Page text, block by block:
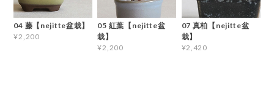
04 藤【nejitte盆栽】
¥2,200
05 紅葉【nejitte盆
栽】
¥2,200
07 真柏【nejitte盆
栽】
¥2,420